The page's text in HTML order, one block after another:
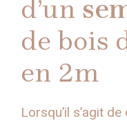
d’un
de bois
en 2m
Lorsqu’il s’agit